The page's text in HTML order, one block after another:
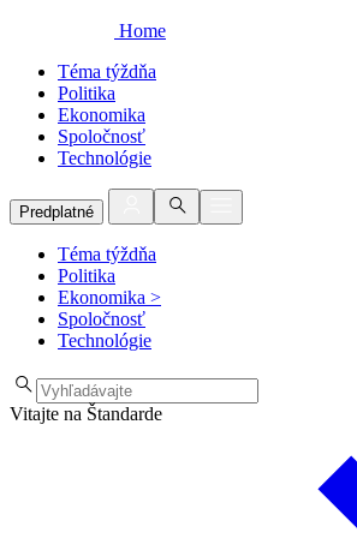
Home
Téma týždňa
Politika
Ekonomika
Spoločnosť
Technológie
Predplatné
Téma týždňa
Politika
Ekonomika >
Spoločnosť
Technológie
Vitajte na Štandarde